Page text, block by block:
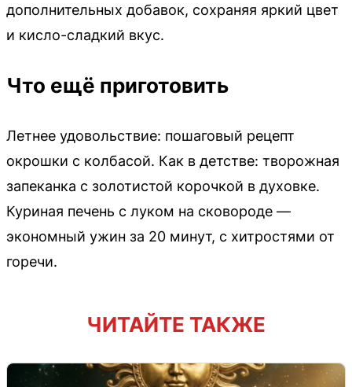
дополнительных добавок, сохраняя яркий цвет
и кисло-сладкий вкус.
Что ещё приготовить
Летнее удовольствие: пошаговый рецепт
окрошки с колбасой. Как в детстве: творожная
запеканка с золотистой корочкой в духовке.
Куриная печень с луком на сковороде —
экономный ужин за 20 минут, с хитростями от
горечи.
ЧИТАЙТЕ ТАКЖЕ